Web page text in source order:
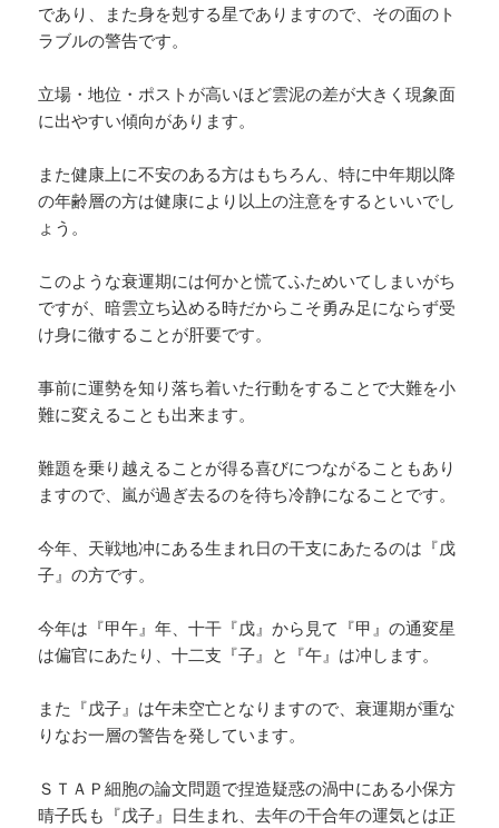
であり、また身を剋する星でありますので、その面のト
ラブルの警告です。
立場・地位・ポストが高いほど雲泥の差が大きく現象面
に出やすい傾向があります。
また健康上に不安のある方はもちろん、特に中年期以降
の年齢層の方は健康により以上の注意をするといいでし
ょう。
このような衰運期には何かと慌てふためいてしまいがち
ですが、暗雲立ち込める時だからこそ勇み足にならず受
け身に徹することが肝要です。
事前に運勢を知り落ち着いた行動をすることで大難を小
難に変えることも出来ます。
難題を乗り越えることが得る喜びにつながることもあり
ますので、嵐が過ぎ去るのを待ち冷静になることです。
今年、天戦地冲にある生まれ日の干支にあたるのは『戊
子』の方です。
今年は『甲午』年、十干『戊』から見て『甲』の通変星
は偏官にあたり、十二支『子』と『午』は冲します。
また『戊子』は午未空亡となりますので、衰運期が重な
りなお一層の警告を発しています。
ＳＴＡＰ細胞の論文問題で捏造疑惑の渦中にある小保方
晴子氏も『戊子』日生まれ、去年の干合年の運気とは正